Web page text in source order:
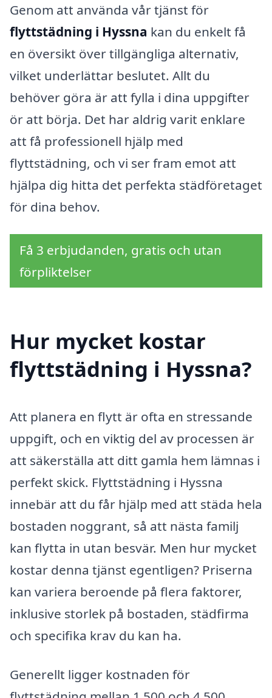
Genom att använda vår tjänst för
flyttstädning i Hyssna kan du enkelt få
en översikt över tillgängliga alternativ,
vilket underlättar beslutet. Allt du
behöver göra är att fylla i dina uppgifter
ör att börja. Det har aldrig varit enklare
att få professionell hjälp med
flyttstädning, och vi ser fram emot att
hjälpa dig hitta det perfekta städföretaget
för dina behov.
Få 3 erbjudanden, gratis och utan
förpliktelser
Hur mycket kostar
flyttstädning i Hyssna?
Att planera en flytt är ofta en stressande
uppgift, och en viktig del av processen är
att säkerställa att ditt gamla hem lämnas i
perfekt skick. Flyttstädning i Hyssna
innebär att du får hjälp med att städa hela
bostaden noggrant, så att nästa familj
kan flytta in utan besvär. Men hur mycket
kostar denna tjänst egentligen? Priserna
kan variera beroende på flera faktorer,
inklusive storlek på bostaden, städfirma
och specifika krav du kan ha.
Generellt ligger kostnaden för